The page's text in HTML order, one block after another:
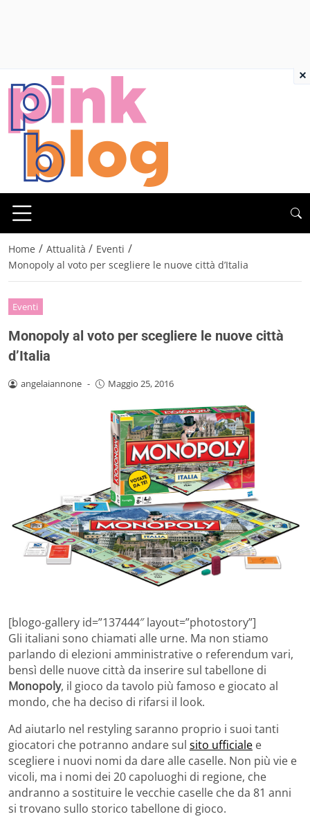
Home / Attualità / Eventi /
Monopoly al voto per scegliere le nuove città d’Italia
Eventi
Monopoly al voto per scegliere le nuove città
d’Italia
angelaiannone - Maggio 25, 2016
[blogo-gallery id=”137444″ layout=”photostory”]
Gli italiani sono chiamati alle urne. Ma non stiamo
parlando di elezioni amministrative o referendum vari,
bensì delle nuove città da inserire sul tabellone di
Monopoly, il gioco da tavolo più famoso e giocato al
mondo, che ha deciso di rifarsi il look.
Ad aiutarlo nel restyling saranno proprio i suoi tanti
giocatori che potranno andare sul sito ufficiale e
scegliere i nuovi nomi da dare alle caselle. Non più vie e
vicoli, ma i nomi dei 20 capoluoghi di regione, che
andranno a sostituire le vecchie caselle che da 81 anni
si trovano sullo storico tabellone di gioco.
×